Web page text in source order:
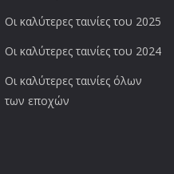
Οι καλύτερες ταινίες του 2025
Οι καλύτερες ταινίες του 2024
Οι καλύτερες ταινίες όλων
των εποχών